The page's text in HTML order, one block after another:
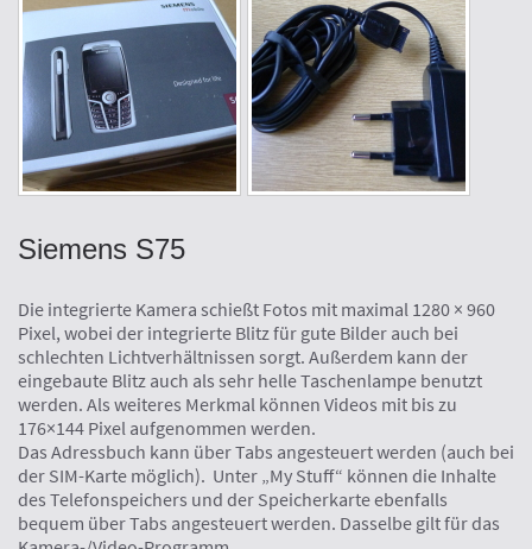
Siemens S75
Die integrierte Kamera schießt Fotos mit maximal 1280 × 960
Pixel, wobei der integrierte Blitz für gute Bilder auch bei
schlechten Lichtverhältnissen sorgt. Außerdem kann der
eingebaute Blitz auch als sehr helle Taschenlampe benutzt
werden. Als weiteres Merkmal können Videos mit bis zu
176×144 Pixel aufgenommen werden.
Das Adressbuch kann über Tabs angesteuert werden (auch bei
der SIM-Karte möglich). Unter „My Stuff“ können die Inhalte
des Telefonspeichers und der Speicherkarte ebenfalls
bequem über Tabs angesteuert werden. Dasselbe gilt für das